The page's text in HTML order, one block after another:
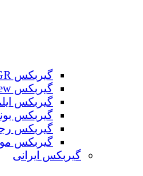
گیربکس PGR
گیربکس sew
گیربکس
گیربکس
گیربکس
گیربکس
گیربکس ایرانی